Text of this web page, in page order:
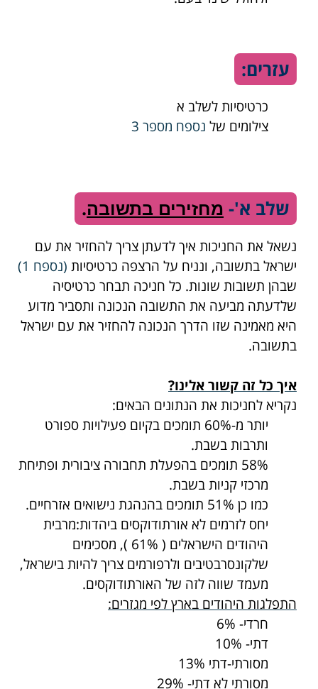
עזרים:
כרטיסיות לשלב א
צילומים של נספח מספר 3
שלב א'- מחזירים בתשובה.
נשאל את החניכות איך לדעתן צריך להחזיר את עם
ישראל בתשובה, ונניח על הרצפה כרטיסיות (נספח 1
)
שבהן תשובות שונות. כל חניכה תבחר כרטיסיה
שלדעתה מביעה את התשובה הנכונה ותסביר מדוע
היא מאמינה שזו הדרך הנכונה להחזיר את עם ישראל
בתשובה.
איך כל זה קשור אלינו?
נקריא לחניכות את הנתונים הבאים:
יותר מ-60% תומכים בקיום פעילויות ספורט
ותרבות בשבת.
58% תומכים בהפעלת תחבורה ציבורית ופתיחת
מרכזי קניות בשבת.
כמו כן 51% תומכים בהנהגת נישואים אזרחיים.
יחס לזרמים לא אורתודוקסים ביהדות:מרבית
היהודים הישראלים ( 61% ), מסכימים
שלקונסרבטיבים ולרפורמים צריך להיות בישראל,
מעמד שווה לזה של האורתודוקסים.
התפלגות היהודים בארץ לפי מגזרים:
חרדי- 6%
דתי- 10%
מסורתי-דתי 13%
מסורתי לא דתי- 29%